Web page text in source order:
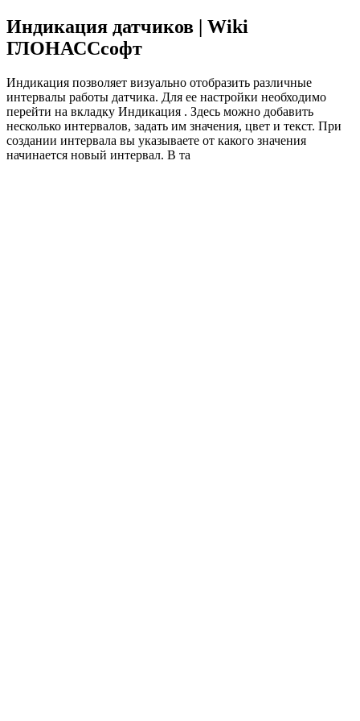
Индикация датчиков | Wiki
ГЛОНАССсофт
Индикация позволяет визуально отобразить различные
интервалы работы датчика. Для ее настройки необходимо
перейти на вкладку Индикация . Здесь можно добавить
несколько интервалов, задать им значения, цвет и текст. При
создании интервала вы указываете от какого значения
начинается новый интервал. В та